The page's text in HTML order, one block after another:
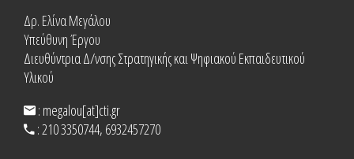
Δρ. Ελίνα Μεγάλου
Υπεύθυνη Έργου
Διευθύντρια Δ/νσης Στρατηγικής και Ψηφιακού Εκπαιδευτικού
Υλικού
: megalou[at]cti.gr
: 210 3350744, 6932457270